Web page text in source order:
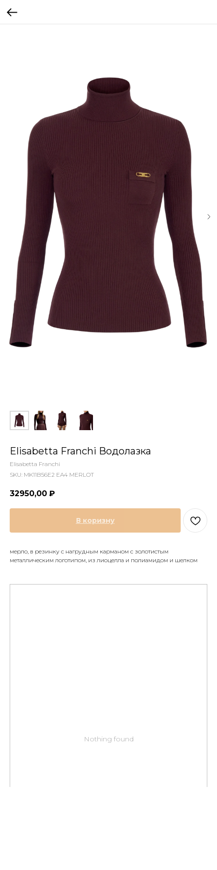
Elisabetta Franchi Водолазка
Elisabetta Franchi
SKU: MK11B56E2 EA4 MERLOT
32950,00 ₽
В коризну
мерло, в резинку с нагрудным карманом с золотистым
металлическим логотипом, из лиоцелла и полиамидом и шелком
Nothing found